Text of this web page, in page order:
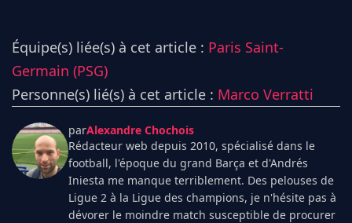
Équipe(s) liée(s) à cet article : Paris Saint-
Germain (PSG)
Personne(s) lié(s) à cet article : Marco Verratti
parAlexandre Chochois
Rédacteur web depuis 2010, spécialisé dans le
football, l'époque du grand Barça et d'Andrés
Iniesta me manque terriblement. Des pelouses de
Ligue 2 à la Ligue des champions, je n'hésite pas à
dévorer le moindre match susceptible de procurer